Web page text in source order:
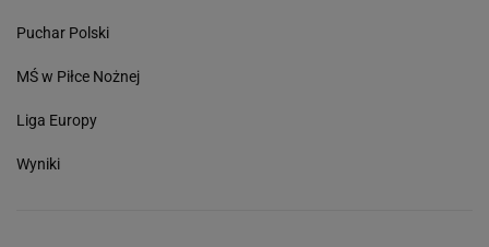
Puchar Polski
MŚ w Piłce Nożnej
Liga Europy
Wyniki